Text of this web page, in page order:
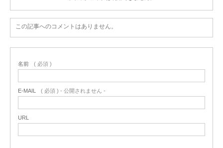
この記事へのコメントはありません。
名前 ( 必須 )
E-MAIL ( 必須 ) - 公開されません -
URL